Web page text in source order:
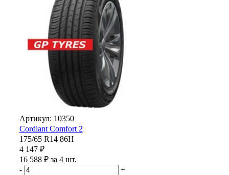
Артикул: 10350
Cordiant Comfort 2
175/65 R14 86H
4 147 ₽
16 588 ₽ за 4 шт.
-
+